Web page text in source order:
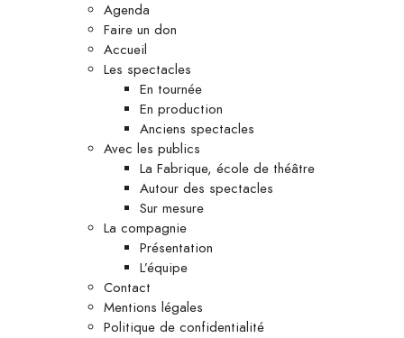
Agenda
Faire un don
Accueil
Les spectacles
En tournée
En production
Anciens spectacles
Avec les publics
La Fabrique, école de théâtre
Autour des spectacles
Sur mesure
La compagnie
Présentation
L’équipe
Contact
Mentions légales
Politique de confidentialité